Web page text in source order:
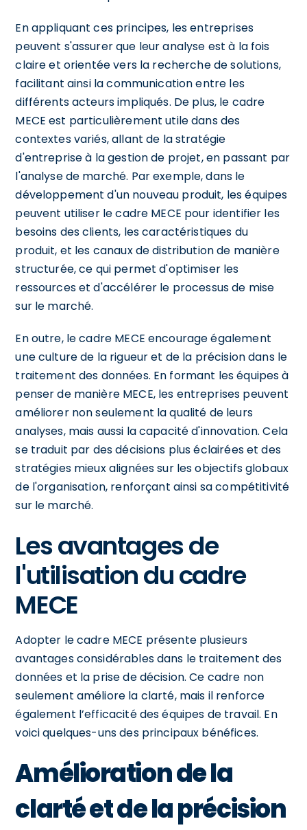
En appliquant ces principes, les entreprises
peuvent s'assurer que leur analyse est à la fois
claire et orientée vers la recherche de solutions,
facilitant ainsi la communication entre les
différents acteurs impliqués. De plus, le cadre
MECE est particulièrement utile dans des
contextes variés, allant de la stratégie
d'entreprise à la gestion de projet, en passant par
l'analyse de marché. Par exemple, dans le
développement d'un nouveau produit, les équipes
peuvent utiliser le cadre MECE pour identifier les
besoins des clients, les caractéristiques du
produit, et les canaux de distribution de manière
structurée, ce qui permet d'optimiser les
ressources et d'accélérer le processus de mise
sur le marché.
En outre, le cadre MECE encourage également
une culture de la rigueur et de la précision dans le
traitement des données. En formant les équipes à
penser de manière MECE, les entreprises peuvent
améliorer non seulement la qualité de leurs
analyses, mais aussi la capacité d'innovation. Cela
se traduit par des décisions plus éclairées et des
stratégies mieux alignées sur les objectifs globaux
de l'organisation, renforçant ainsi sa compétitivité
sur le marché.
Les avantages de
l'utilisation du cadre
MECE
Adopter le cadre MECE présente plusieurs
avantages considérables dans le traitement des
données et la prise de décision. Ce cadre non
seulement améliore la clarté, mais il renforce
également l’efficacité des équipes de travail. En
voici quelques-uns des principaux bénéfices.
Amélioration de la
clarté et de la précision